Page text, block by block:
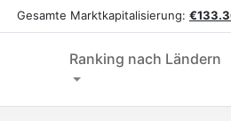
Gesamte Marktkapitalisierung:
Ranking nach Ländern